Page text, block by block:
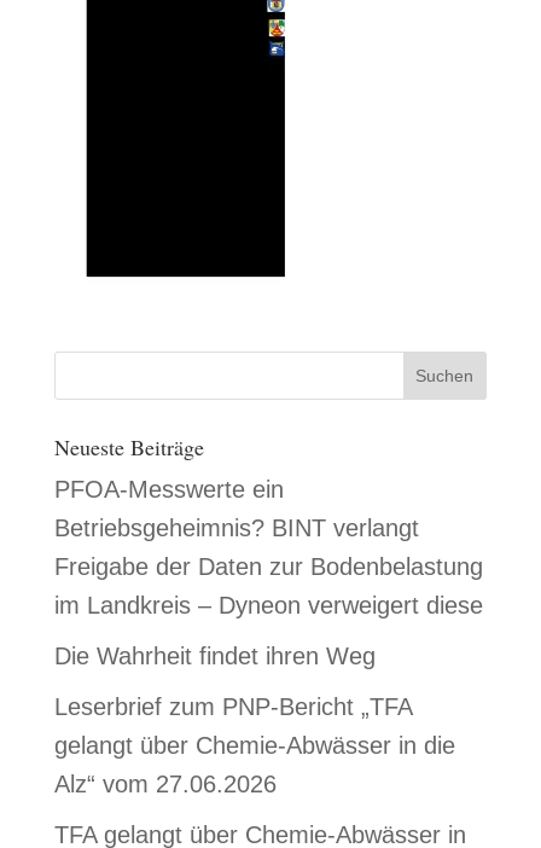
Neueste Beiträge
PFOA-Messwerte ein
Betriebsgeheimnis? BINT verlangt
Freigabe der Daten zur Bodenbelastung
im Landkreis – Dyneon verweigert diese
Die Wahrheit findet ihren Weg
Leserbrief zum PNP-Bericht „TFA
gelangt über Chemie-Abwässer in die
Alz“ vom 27.06.2026
TFA gelangt über Chemie-Abwässer in